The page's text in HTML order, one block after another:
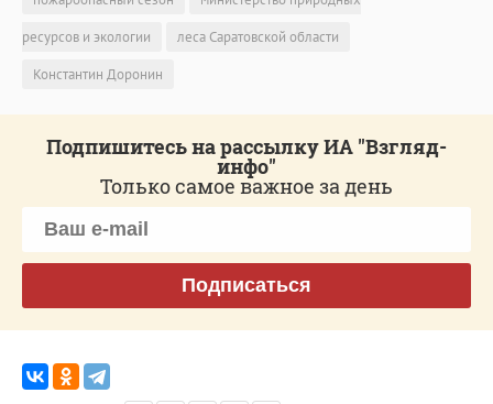
ресурсов и экологии
леса Саратовской области
Константин Доронин
Подпишитесь на рассылку ИА "Взгляд-
инфо"
Только самое важное за день
Подписаться